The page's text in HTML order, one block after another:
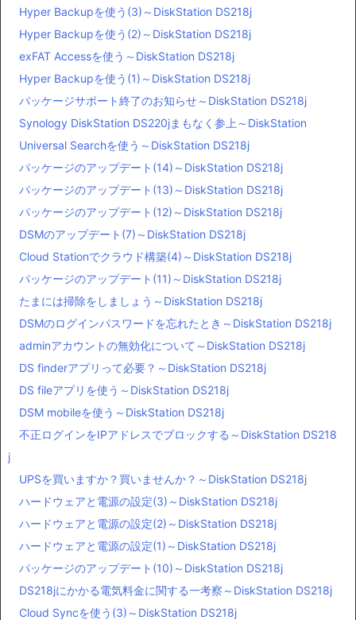
Hyper Backupを使う(3)～DiskStation DS218j
Hyper Backupを使う(2)～DiskStation DS218j
exFAT Accessを使う～DiskStation DS218j
Hyper Backupを使う(1)～DiskStation DS218j
パッケージサポート終了のお知らせ～DiskStation DS218j
Synology DiskStation DS220jまもなく参上～DiskStation
Universal Searchを使う～DiskStation DS218j
パッケージのアップデート(14)～DiskStation DS218j
パッケージのアップデート(13)～DiskStation DS218j
パッケージのアップデート(12)～DiskStation DS218j
DSMのアップデート(7)～DiskStation DS218j
Cloud Stationでクラウド構築(4)～DiskStation DS218j
パッケージのアップデート(11)～DiskStation DS218j
たまには掃除をしましょう～DiskStation DS218j
DSMのログインパスワードを忘れたとき～DiskStation DS218j
adminアカウントの無効化について～DiskStation DS218j
DS finderアプリって必要？～DiskStation DS218j
DS fileアプリを使う～DiskStation DS218j
DSM mobileを使う～DiskStation DS218j
不正ログインをIPアドレスでブロックする～DiskStation DS218
j
UPSを買いますか？買いませんか？～DiskStation DS218j
ハードウェアと電源の設定(3)～DiskStation DS218j
ハードウェアと電源の設定(2)～DiskStation DS218j
ハードウェアと電源の設定(1)～DiskStation DS218j
パッケージのアップデート(10)～DiskStation DS218j
DS218jにかかる電気料金に関する一考察～DiskStation DS218j
Cloud Syncを使う(3)～DiskStation DS218j